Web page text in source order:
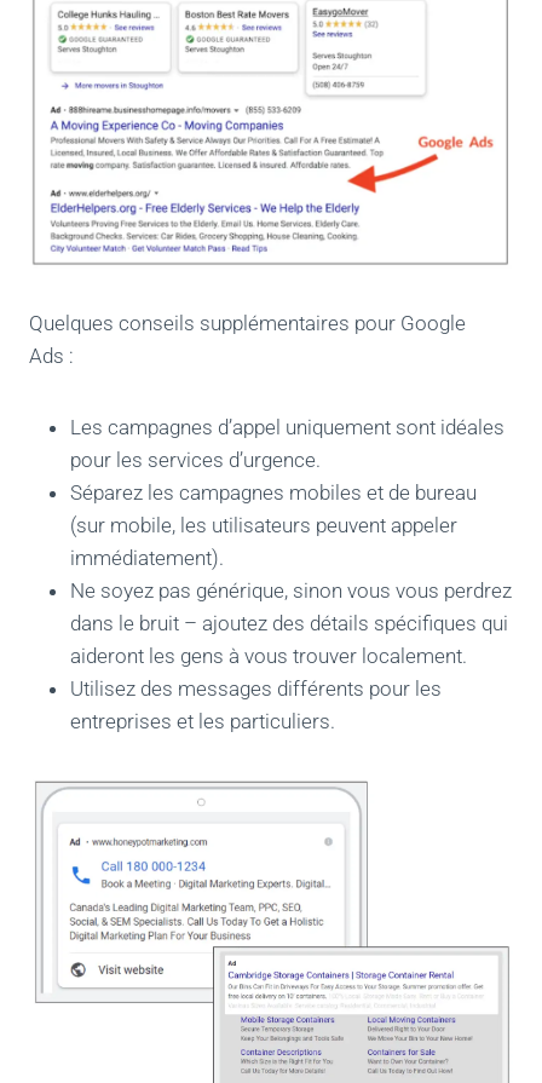
Quelques conseils supplémentaires pour Google
Ads :
Les campagnes d’appel uniquement sont idéales
pour les services d’urgence.
Séparez les campagnes mobiles et de bureau
(sur mobile, les utilisateurs peuvent appeler
immédiatement).
Ne soyez pas générique, sinon vous vous perdrez
dans le bruit – ajoutez des détails spécifiques qui
aideront les gens à vous trouver localement.
Utilisez des messages différents pour les
entreprises et les particuliers.